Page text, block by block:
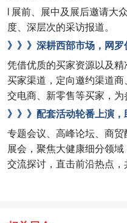
l 展前、展中及展后邀请大
度、深层次的采访报道。
》》》深耕西部市场，网
凭借优质的买家资源以及
买家渠道，定向邀约渠道
交电商、新零售等买家，为
》》》配套活动轮番上演
专题会议、高峰论坛、商
展会，聚焦大健康细分领
交流探讨，直击前沿热点，